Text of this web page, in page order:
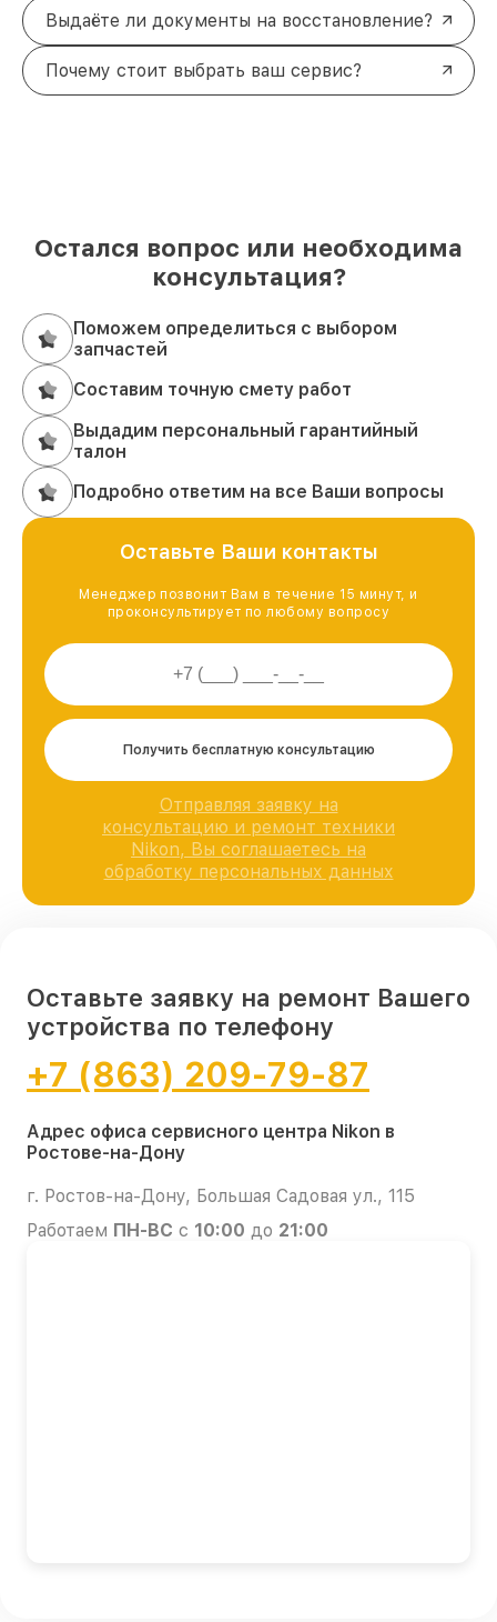
Выдаёте ли документы на восстановление?
Почему стоит выбрать ваш сервис?
Остался вопрос или необходима
консультация?
Поможем определиться с выбором
запчастей
Составим точную смету работ
Выдадим персональный гарантийный
талон
Подробно ответим на все Ваши вопросы
Оставьте Ваши контакты
Менеджер позвонит Вам в течение 15 минут, и
проконсультирует по любому вопросу
Получить бесплатную консультацию
Отправляя заявку на
консультацию и ремонт техники
Nikon, Вы соглашаетесь на
обработку персональных данных
Оставьте заявку на ремонт Вашего
устройства по телефону
+7 (863) 209-79-87
Адрес офиса сервисного центра Nikon в
Ростове-на-Дону
г. Ростов-на-Дону, Большая Садовая ул., 115
Работаем ПН-ВС с 10:00 до 21:00